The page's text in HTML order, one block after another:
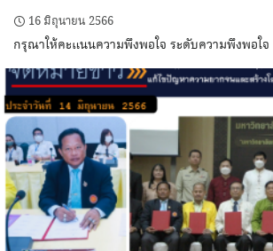
16 มิถุนายน 2566
กรุณาให้คะแนนความพึงพอใจ ระดับความพึงพอใจ